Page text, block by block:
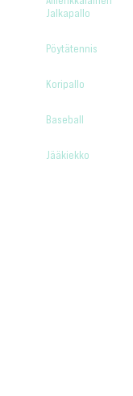
Jalkapallo
Pöytätennis
Koripallo
Baseball
Jääkiekko